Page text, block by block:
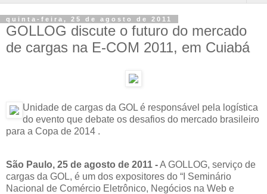
quinta-feira, 25 de agosto de 2011
GOLLOG discute o futuro do mercado
de cargas na E-COM 2011, em Cuiabá
Unidade de cargas da GOL é responsável pela logística
do evento que debate os desafios do mercado brasileiro
para a Copa de 2014 .
São Paulo, 25 de agosto de 2011 -A GOLLOG, serviço de
cargas da GOL, é um dos expositores do “I Seminário
Nacional de Comércio Eletrônico, Negócios na Web e